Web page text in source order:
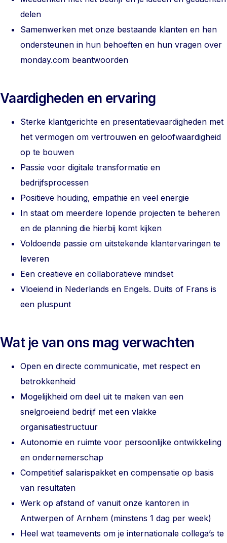
delen
Samenwerken met onze bestaande klanten en hen
ondersteunen in hun behoeften en hun vragen over
monday.com beantwoorden
Vaardigheden en ervaring
Sterke klantgerichte en presentatievaardigheden met
het vermogen om vertrouwen en geloofwaardigheid
op te bouwen
Passie voor digitale transformatie en
bedrijfsprocessen
Positieve houding, empathie en veel energie
In staat om meerdere lopende projecten te beheren
en de planning die hierbij komt kijken
Voldoende passie om uitstekende klantervaringen te
leveren
Een creatieve en collaboratieve mindset
Vloeiend in Nederlands en Engels. Duits of Frans is
een pluspunt
Wat je van ons mag verwachten
Open en directe communicatie, met respect en
betrokkenheid
Mogelijkheid om deel uit te maken van een
snelgroeiend bedrijf met een vlakke
organisatiestructuur
Autonomie en ruimte voor persoonlijke ontwikkeling
en ondernemerschap
Competitief salarispakket en compensatie op basis
van resultaten
Werk op afstand of vanuit onze kantoren in
Antwerpen of Arnhem (minstens 1 dag per week)
Heel wat teamevents om je internationale collega’s te